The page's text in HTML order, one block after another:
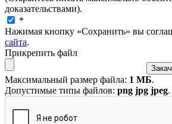
доказательствами).
*
Нажимая кнопку «Сохранить» вы
сайта.
Прикрепить файл
Максимальный размер файла: 1 МБ.
Допустимые типы файлов: png jpg jpeg.